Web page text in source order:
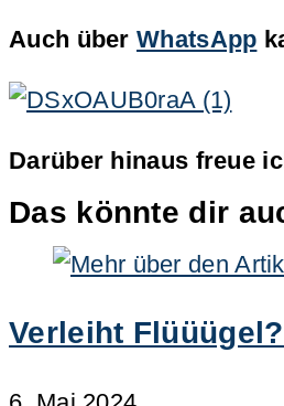
Auch überWhatsApp
Darüber hinaus freue
Das könnte dir
Verleiht